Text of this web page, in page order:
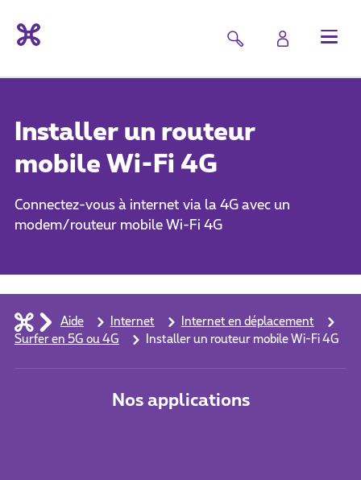
Installer un routeur
mobile Wi-Fi 4G
Connectez-vous à internet via la 4G avec un
modem/routeur mobile Wi-Fi 4G
Aide Internet
Internet en déplacement
Surfer en 5G ou 4G
Installer un routeur mobile Wi-Fi 4G
Nos applications